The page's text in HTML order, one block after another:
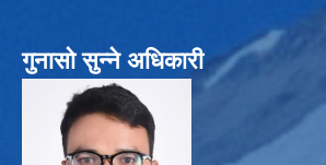
गुनासो सुन्ने अधिकारी